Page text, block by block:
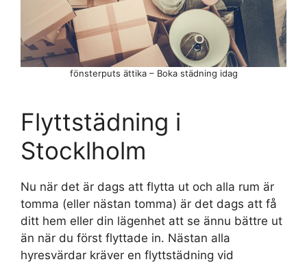
Flyttstädning i
Stocklholm
Nu när det är dags att flytta ut och alla rum är
tomma (eller nästan tomma) är det dags att få
ditt hem eller din lägenhet att se ännu bättre ut
än när du först flyttade in. Nästan alla
hyresvärdar kräver en flyttstädning vid
fönsterputs ättika – Boka städning idag